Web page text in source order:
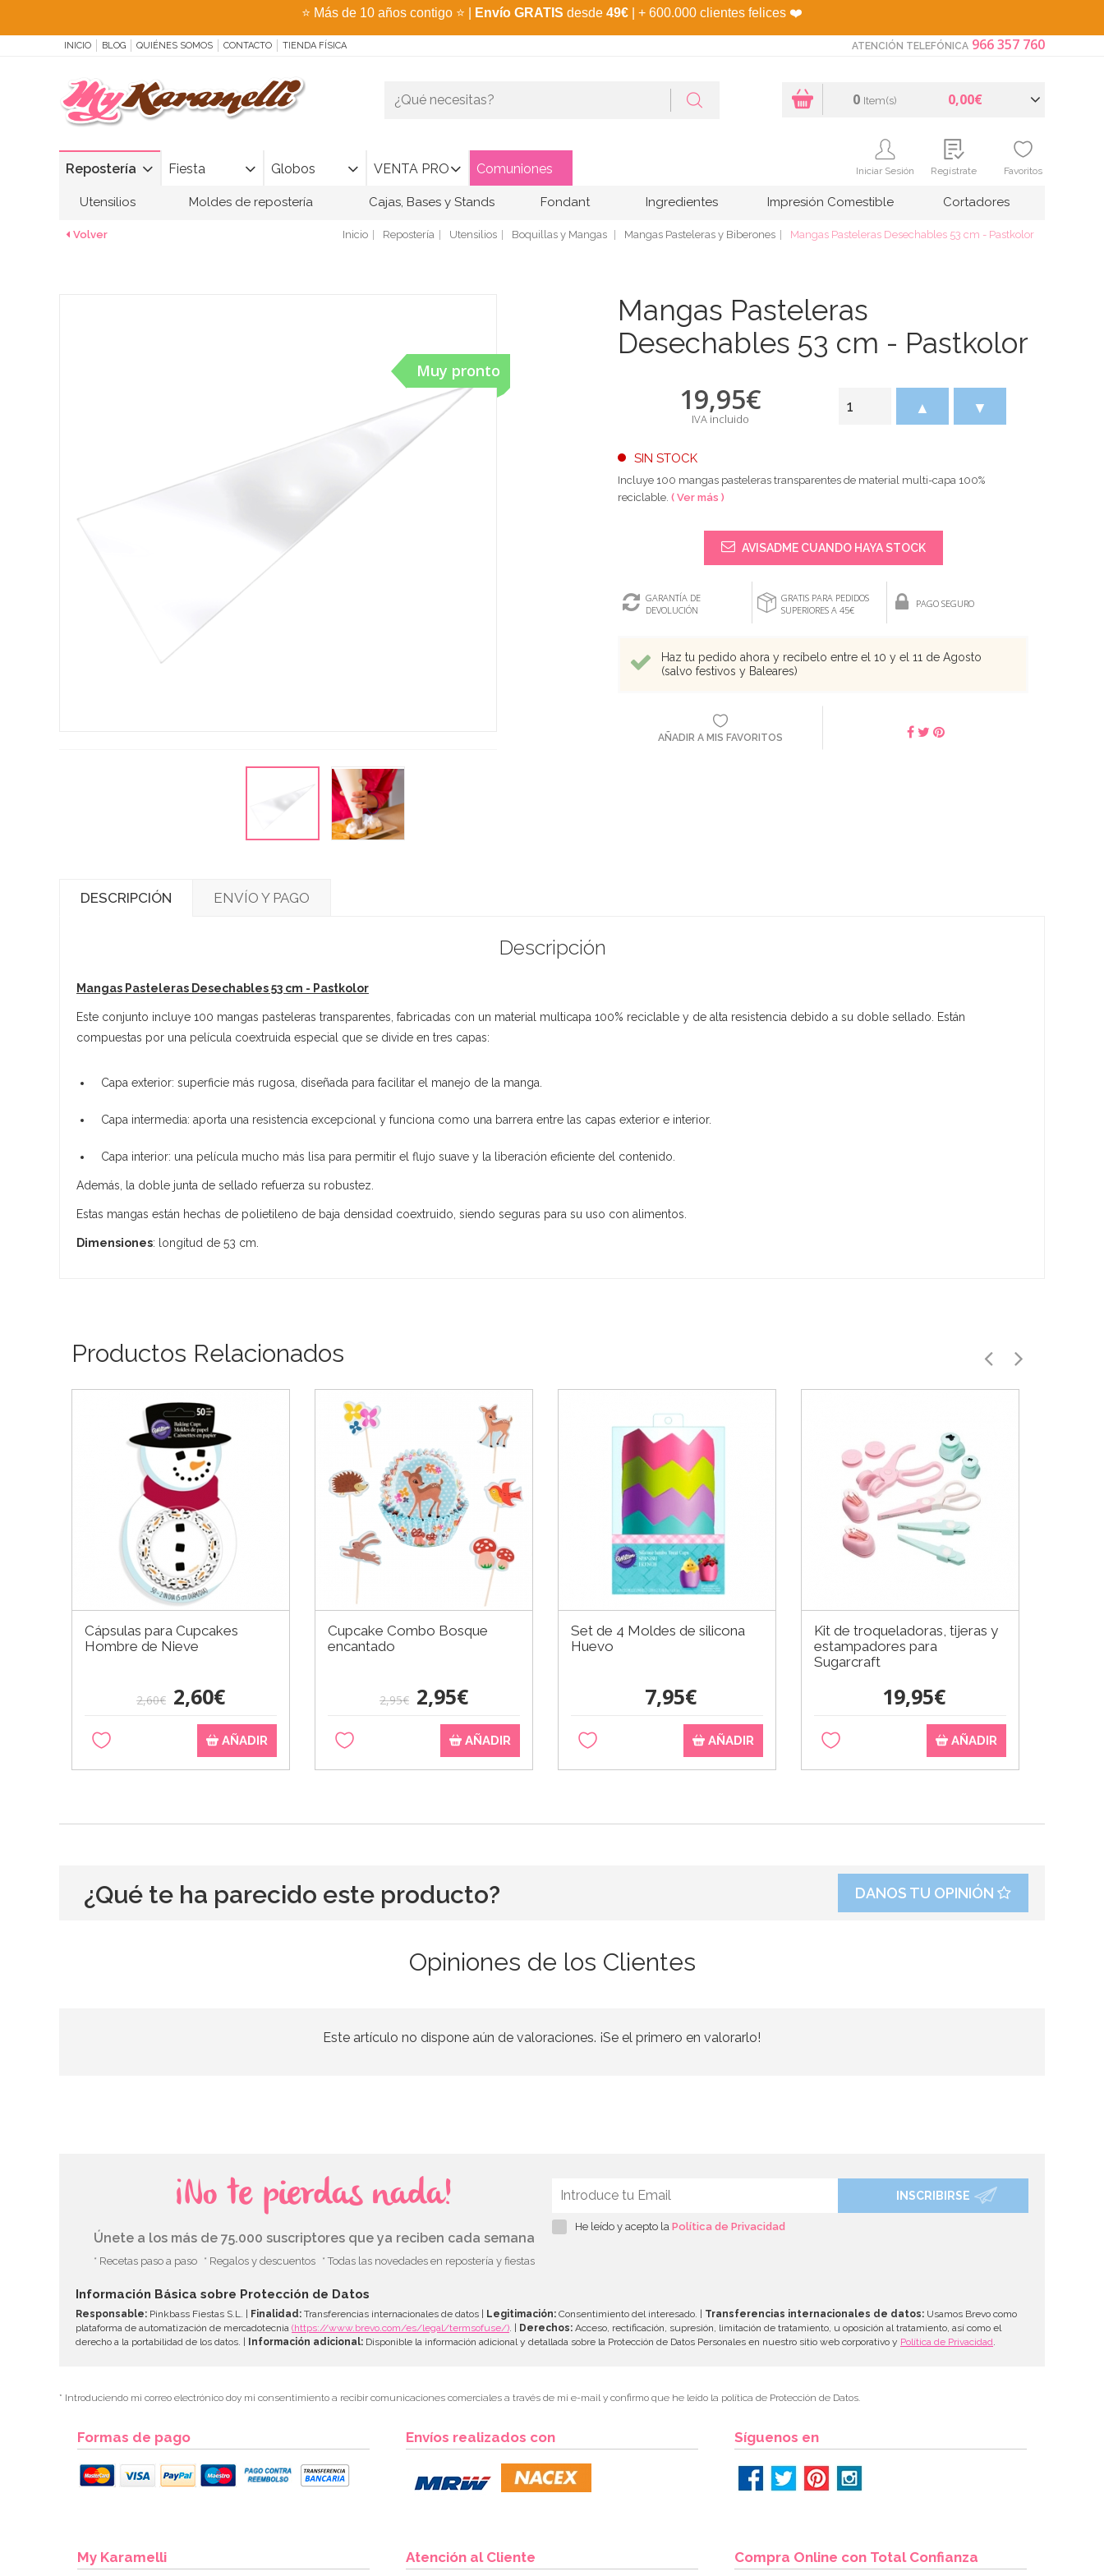
⭐ Más de 10 años contigo ⭐ Envío GRATIS desde 49€ | + 600.000 clientes felices ❤️
INICIO BLOG QUIÉNES SOMOS CONTACTO TIENDA FÍSICA ATENCIÓN TELEFÓNICA 966 357 760
Repostería Fiesta Globos VENTA PRO Comuniones
0 Item(s) 0,00€
Iniciar Sesión Regístrate Favoritos
Utensilios Moldes de repostería Cajas, Bases y Stands Fondant Ingredientes Impresión Comestible Cortadores
Volver Inicio Repostería Utensilios Boquillas y Mangas Mangas Pasteleras y Biberones Mangas Pasteleras Desechables 53 cm - Pastkolor
Muy pronto
Mangas Pasteleras
Desechables 53 cm - Pastkolor
19,95€
IVA incluido
SIN STOCK
▲ ▼
Incluye 100 mangas pasteleras transparentes de material multi-capa 100%
reciclable. ( Ver más )
AVISADME CUANDO HAYA STOCK
GARANTÍA DE
DEVOLUCIÓN
GRATIS PARA PEDIDOS
SUPERIORES A 45€
PAGO SEGURO
Haz tu pedido ahora y recíbelo entre el 10 y el 11 de Agosto
(salvo festivos y Baleares)
AÑADIR A MIS FAVORITOS
DESCRIPCIÓN ENVÍO Y PAGO
Descripción
Mangas Pasteleras Desechables 53 cm - Pastkolor
Este conjunto incluye 100 mangas pasteleras transparentes, fabricadas con un material multicapa 100% reciclable y de alta resistencia debido a su doble sellado. Están
compuestas por una película coextruida especial que se divide en tres capas:
Capa exterior: superficie más rugosa, diseñada para facilitar el manejo de la manga.
Capa intermedia: aporta una resistencia excepcional y funciona como una barrera entre las capas exterior e interior.
Capa interior: una película mucho más lisa para permitir el flujo suave y la liberación eficiente del contenido.
Además, la doble junta de sellado refuerza su robustez.
Estas mangas están hechas de polietileno de baja densidad coextruido, siendo seguras para su uso con alimentos.
Dimensiones: longitud de 53 cm.
Productos Relacionados
Cápsulas para Cupcakes
Hombre de Nieve
2,60€ 2,60€
AÑADIR
Cupcake Combo Bosque
encantado
2,95€ 2,95€
AÑADIR
Set de 4 Moldes de silicona
Huevo
7,95€
AÑADIR
Kit de troqueladoras, tijeras y
estampadores para
Sugarcraft
19,95€
AÑADIR
¿Qué te ha parecido este producto? DANOS TU OPINIÓN
Opiniones de los Clientes
Este artículo no dispone aún de valoraciones. ¡Se el primero en valorarlo!
¡No te pierdas nada!
Únete a los más de 75.000 suscriptores que ya reciben cada semana
* Recetas paso a paso * Regalos y descuentos * Todas las novedades en repostería y fiestas
INSCRIBIRSE
He leído y acepto la Política de Privacidad
Información Básica sobre Protección de Datos
Responsable: Pinkbass Fiestas S.L. | Finalidad: Transferencias internacionales de datos | Legitimación: Consentimiento del interesado. | Transferencias internacionales de datos: Usamos Brevo como
plataforma de automatización de mercadotecnia (https://www.brevo.com/es/legal/termsofuse/) . | Derechos: Acceso, rectificación, supresión, limitación de tratamiento, u oposición al tratamiento, así como el
derecho a la portabilidad de los datos. | Información adicional: Disponible la información adicional y detallada sobre la Protección de Datos Personales en nuestro sitio web corporativo y Política de Privacidad
* Introduciendo mi correo electrónico doy mi consentimiento a recibir comunicaciones comerciales a través de mi e-mail y confirmo que he leído la política de Protección de Datos.
Formas de pago Envíos realizados con Síguenos en
My Karamelli Atención al Cliente Compra Online con Total Confianza